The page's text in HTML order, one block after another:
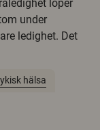
löper
under
ledighet. Det
hälsa